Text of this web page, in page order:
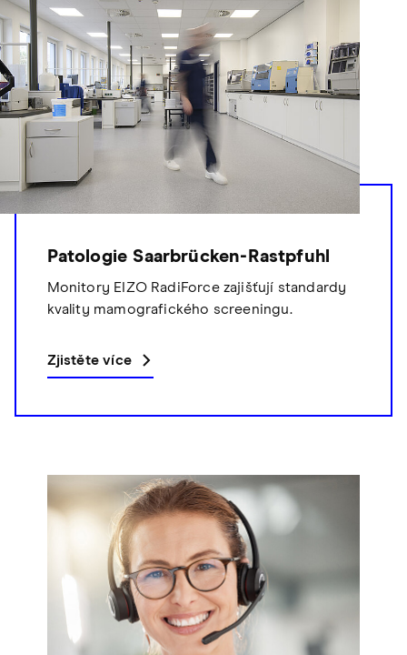
Patologie Saarbrücken-Rastpfuhl
Monitory EIZO RadiForce zajišťují standardy
kvality mamografického screeningu.
Zjistěte více